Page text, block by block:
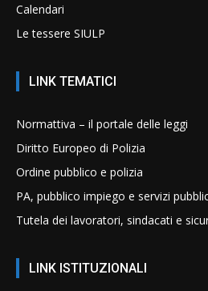
Calendari
Le tessere SIULP
LINK TEMATICI
Normattiva – il portale delle leggi
Diritto Europeo di Polizia
Ordine pubblico e polizia
PA, pubblico impiego e servizi
Tutela dei lavoratori, sindacati e
LINK ISTITUZIONALI